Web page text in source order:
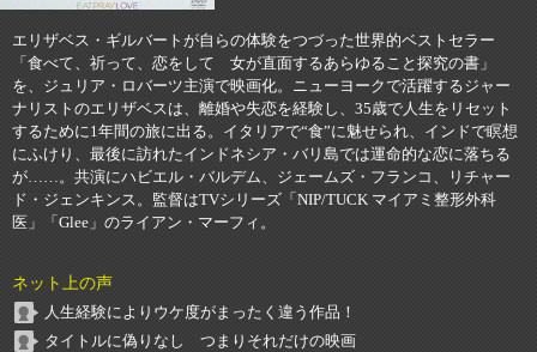
エリザベス・ギルバートが自らの体験をつづった世界的ベストセラー
「食べて、祈って、恋をして 女が直面するあらゆること探究の書」
を、ジュリア・ロバーツ主演で映画化。ニューヨークで活躍するジャー
ナリストのエリザベスは、離婚や失恋を経験し、35歳で人生をリセット
するために1年間の旅に出る。イタリアで“食”に魅せられ、インドで瞑想
にふけり、最後に訪れたインドネシア・バリ島では運命的な恋に落ちる
が……。共演にハビエル・バルデム、ジェームズ・フランコ、リチャー
ド・ジェンキンス。監督はTVシリーズ「NIP/TUCK マイアミ整形外科
医」「Glee」のライアン・マーフィ。
ネット上の声
人生経験によりウケ度がまったく違う作品！
タイトルに偽りなし つまりそれだけの映画